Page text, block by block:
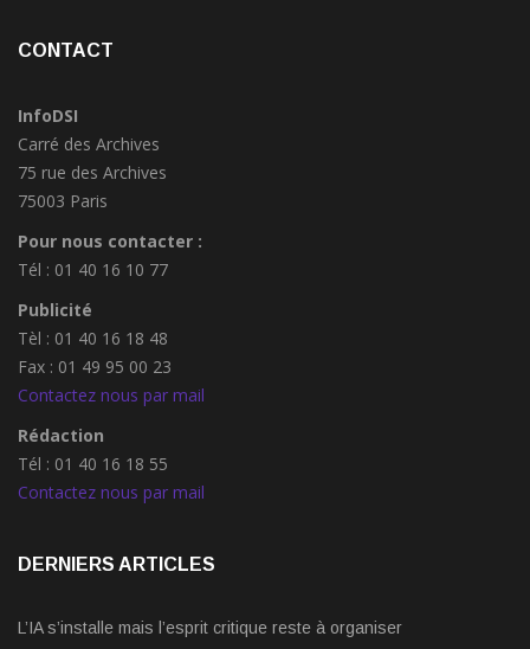
CONTACT
InfoDSI
Carré des Archives
75 rue des Archives
75003 Paris
Pour nous contacter :
Tél : 01 40 16 10 77
Publicité
Tèl : 01 40 16 18 48
Fax : 01 49 95 00 23
Contactez nous par mail
Rédaction
Tél : 01 40 16 18 55
Contactez nous par mail
DERNIERS ARTICLES
L’IA s’installe mais l’esprit critique reste à organiser